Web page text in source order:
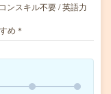
ンスキル不要 / 英語力
め＊